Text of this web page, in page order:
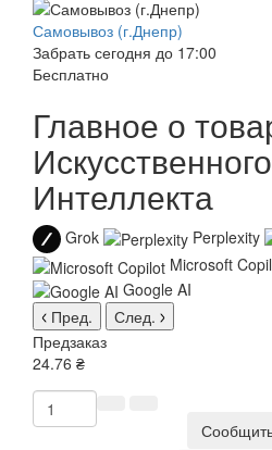
Самовывоз (г.Днепр)
Забрать сегодня до 17:00
Бесплатно
Главное о
Искусственного
Интеллекта
Grok Perplexity
Microsoft
Google AI
Пред.
След.
Предзаказ
24.76 ₴